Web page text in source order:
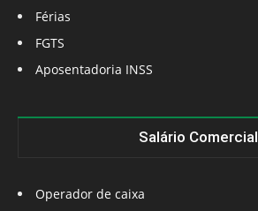
Férias
FGTS
Aposentadoria INSS
Salário Comercial
Operador de caixa